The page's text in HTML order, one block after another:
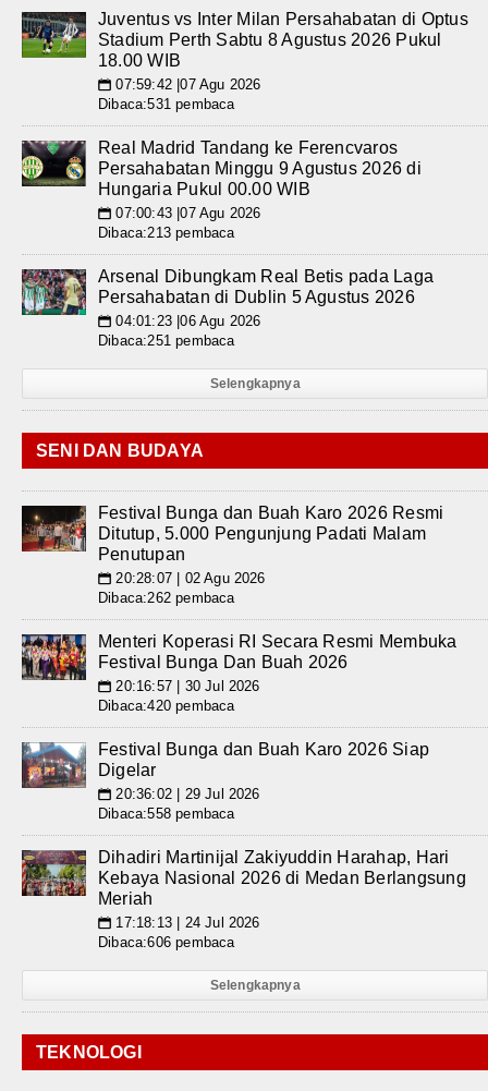
Juventus vs Inter Milan Persahabatan di Optus
Stadium Perth Sabtu 8 Agustus 2026 Pukul
18.00 WIB
📅 07:59:42 |07 Agu 2026
Dibaca:531 pembaca
Real Madrid Tandang ke Ferencvaros
Persahabatan Minggu 9 Agustus 2026 di
Hungaria Pukul 00.00 WIB
📅 07:00:43 |07 Agu 2026
Dibaca:213 pembaca
Arsenal Dibungkam Real Betis pada Laga
Persahabatan di Dublin 5 Agustus 2026
📅 04:01:23 |06 Agu 2026
Dibaca:251 pembaca
Selengkapnya
SENI DAN BUDAYA
Festival Bunga dan Buah Karo 2026 Resmi
Ditutup, 5.000 Pengunjung Padati Malam
Penutupan
📅 20:28:07 | 02 Agu 2026
Dibaca:262 pembaca
Menteri Koperasi RI Secara Resmi Membuka
Festival Bunga Dan Buah 2026
📅 20:16:57 | 30 Jul 2026
Dibaca:420 pembaca
Festival Bunga dan Buah Karo 2026 Siap
Digelar
📅 20:36:02 | 29 Jul 2026
Dibaca:558 pembaca
Dihadiri Martinijal Zakiyuddin Harahap, Hari
Kebaya Nasional 2026 di Medan Berlangsung
Meriah
📅 17:18:13 | 24 Jul 2026
Dibaca:606 pembaca
Selengkapnya
TEKNOLOGI